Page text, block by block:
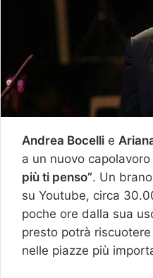
Andrea Bocelli e
a un nuovo
più ti penso”. Un
su Youtube, circa
poche ore dalla sua
presto potrà
nelle piazze più